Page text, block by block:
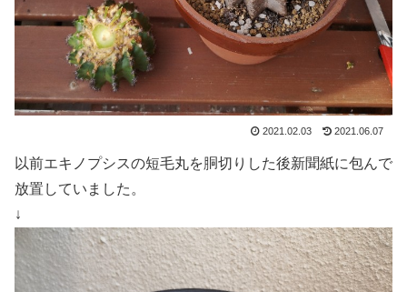
2021.02.03 2021.06.07
以前エキノプシスの短毛丸を胴切りした後新聞紙に包んで
放置していました。
↓